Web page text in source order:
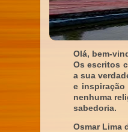
Olá, bem-
Os escritos
a sua
e
nenhuma
sabedoria.
Osmar Lima